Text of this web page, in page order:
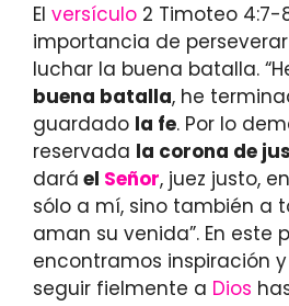
El versículo 2 Timoteo
importancia de
luchar la buena batalla.
buena batalla, he
guardado la fe. Por lo
reservada la corona de
dará el Señor, juez justo,
sólo a mí, sino también a
aman su venida”. En este
encontramos inspiración
seguir fielmente a Dios